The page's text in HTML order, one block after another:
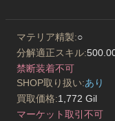
マテリア精製:○
分解適正スキル:
禁断装着不可
SHOP取り扱い:あり
買取価格:1,772 Gil
マーケット取引不可